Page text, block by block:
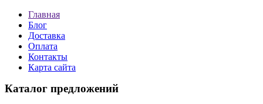
Главная
Блог
Доставка
Оплата
Контакты
Карта сайта
Каталог предложений